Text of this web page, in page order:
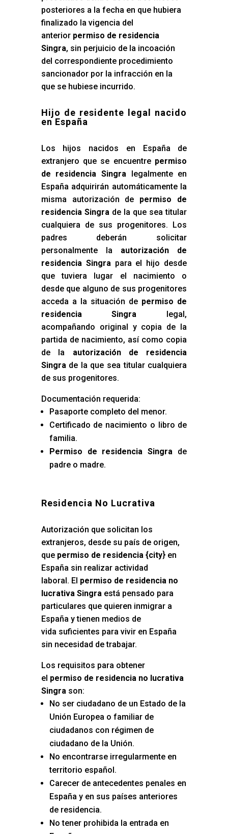
posteriores a la fecha en que hubiera
finalizado la vigencia del
anterior permiso de residencia
Singra, sin perjuicio de la incoación
del correspondiente procedimiento
sancionador por la infracción en la
que se hubiese incurrido.
Hijo de residente legal nacido
en España
Los hijos nacidos en España de
extranjero que se encuentre permiso
de residencia Singra legalmente en
España adquirirán automáticamente la
misma autorización de permiso de
residencia Singrade la que sea titular
cualquiera de sus progenitores. Los
padres deberán solicitar
personalmente la autorización de
residencia Singrapara el hijo desde
que tuviera lugar el nacimiento o
desde que alguno de sus progenitores
acceda a la situación de permiso de
residencia Singra legal,
acompañando original y copia de la
partida de nacimiento, así como copia
de la autorización de residencia
Singrade la que sea titular cualquiera
de sus progenitores.
Documentación requerida:
Pasaporte completo del menor.
Certificado de nacimiento o libro de
familia.
Permiso de residencia Singra de
padre o madre.
Residencia No Lucrativa
Autorización que solicitan los
extranjeros, desde su país de origen,
que permiso de residencia {city} en
España sin realizar actividad
laboral. El permiso de residencia no
lucrativa Singraestá pensado para
particulares que quieren inmigrar a
España y tienen medios de
vida suficientes para vivir en España
sin necesidad de trabajar.
Los requisitos para obtener
el permiso de residencia no lucrativa
Singrason:
No ser ciudadano de un Estado de la
Unión Europea o familiar de
ciudadanos con régimen de
ciudadano de la Unión.
No encontrarse irregularmente en
territorio español.
Carecer de antecedentes penales en
España y en sus países anteriores
de residencia.
No tener prohibida la entrada en